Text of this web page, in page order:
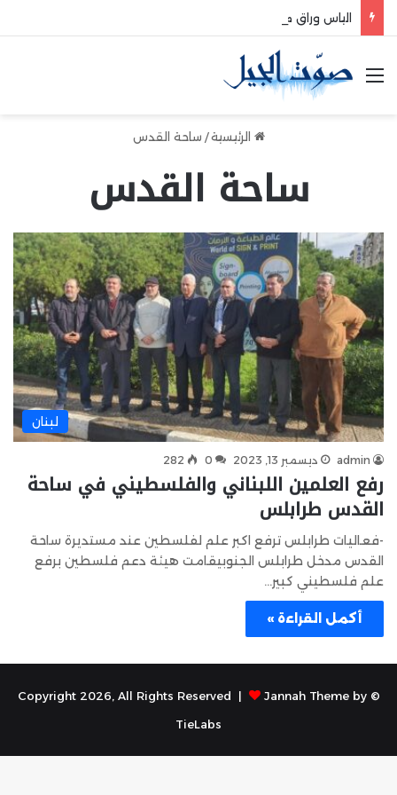
القائمة
الرئيسية / ساحة القدس
ساحة القدس
لبنان
admin ديسمبر 13, 2023 0
282
رفع العلمين اللبناني والفلسطيني في ساحة
القدس طرابلس
-فعاليات طرابلس ترفع اكبر علم لفلسطين عند مستديرة ساحة
القدس مدخل طرابلس الجنوبيقامت هيئة دعم فلسطين برفع
علم فلسطيني كبير…
أكمل القراءة »
© Copyright 2026, All Rights Reserved |
Jannah Theme by
TieLabs